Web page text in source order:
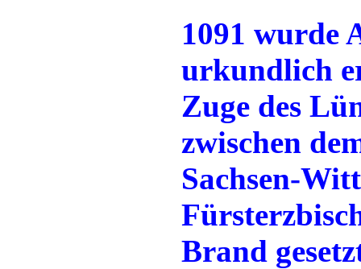
1091 wurde
urkundlich
Zuge des
zwischen
Sachsen-
Brand